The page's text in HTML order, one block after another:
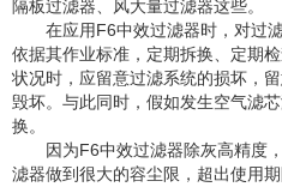
隔板过滤器、风大量过滤器这些。
在应用F6中效过滤器时，对过
依据其作业标准，定期拆换、定期
状况时，应留意过滤系统的损坏，
毁坏。与此同时，假如发生空气滤
换。
因为F6中效过滤器除灰高精度
滤器做到很大的容尘限，超出使用